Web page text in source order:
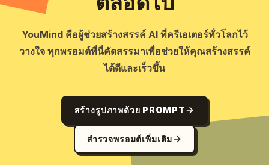
YouMind คือผู้ช่วยสร้างสรรค์ AI ที่ครีเอเตอร์ทั่วโลกไว้
วางใจ ทุกพรอมต์ที่นี่คัดสรรมาเพื่อช่วยให้คุณสร้างสรรค์
ได้ดีและเร็วขึ้น
สร้างรูปภาพด้วย PROMPT
สำรวจพรอมต์เพิ่มเติม